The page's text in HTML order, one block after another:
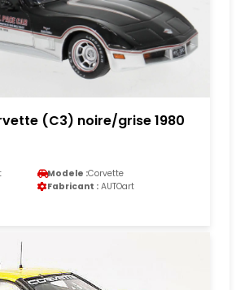
(C3) noire/grise 1980
Modele :Corvette
Fabricant : AUTOart